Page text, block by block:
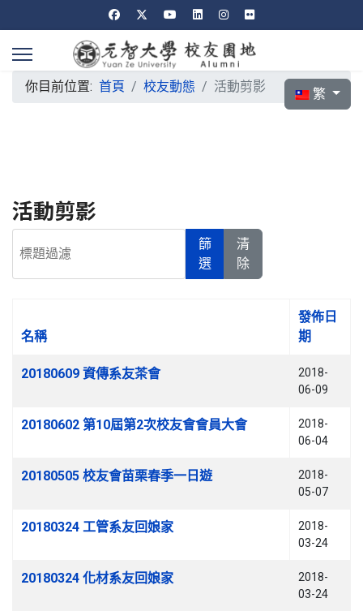
選擇你的語言
繁
你目前位置: 首頁 校友動態 活動剪影
活動剪影
篩
選
清
除
名稱
發佈日
期
20180609 資傳系友茶會
2018-
06-09
20180602 第10屆第2次校友會會員大會
2018-
06-04
20180505 校友會苗栗春季一日遊
2018-
05-07
20180324 工管系友回娘家
2018-
03-24
20180324 化材系友回娘家
2018-
03-24